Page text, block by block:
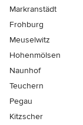
Markranstädt
Frohburg
Meuselwitz
Hohenmölsen
Naunhof
Teuchern
Pegau
Kitzscher